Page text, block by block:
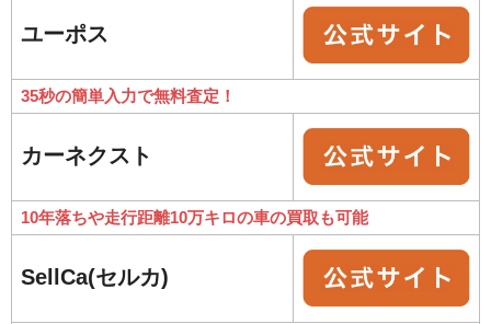
ユーポス
35秒の簡単入力で無料査定！
カーネクスト
10年落ちや走行距離10万キロの車の買取も可能
SellCa(セルカ)